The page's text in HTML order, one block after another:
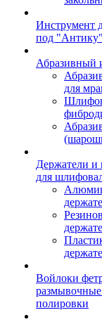
Инструмент
под "Антику"
Абразивный
для
Держатели и
для
Войлоки
полировки